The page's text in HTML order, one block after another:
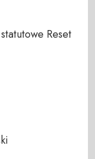
Reset